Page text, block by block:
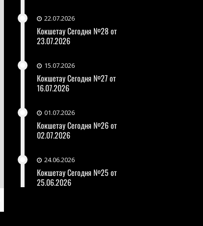
22.07.2026
Кокшетау Сегодня №28 от
23.07.2026
15.07.2026
Кокшетау Сегодня №27 от
16.07.2026
01.07.2026
Кокшетау Сегодня №26 от
02.07.2026
24.06.2026
Кокшетау Сегодня №25 от
25.06.2026